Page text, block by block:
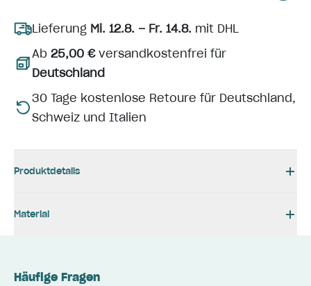
Lieferung Mi. 12.8. – Fr. 14.8. mit DHL
Ab 25,00 €versandkostenfrei für
Deutschland
30 Tage kostenlose Retoure für Deutschland,
Schweiz und Italien
Produktdetails
Material
Häufige Fragen